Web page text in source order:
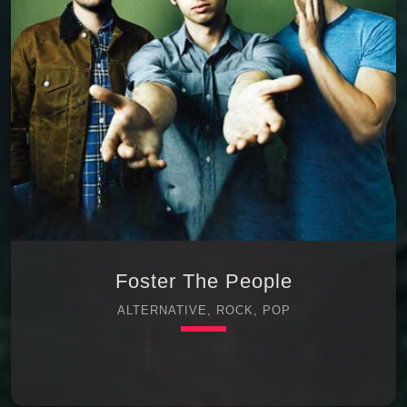
دیزنی در **Hannah Montana** به یکی از
جنجالی‌ترین و موفق‌ترین چهره‌های **Pop**, **Pop
Rock** و **Alternative Pop** دهه‌های ۲۰۱۰ و
۲۰۲۰ تبدیل شده است. او با صدایی قدرتمند،
تحولات جسورانه تصویری، ترانه‌های شخصی و
رکوردشکنی‌های […]
Foster The People
ALTERNATIVE, ROCK, POP